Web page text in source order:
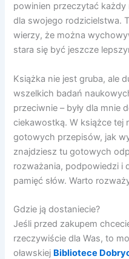
powinien przeczytać
dla swojego rodzicielstwa.
wierzy, że można
stara się być jeszcze
Książka nie jest gruba, ale
wszelkich badań
przeciwnie – były dla mnie
ciekawostką. W książce tej
gotowych przepisów, jak
znajdziesz tu gotowych
rozważania, podpowiedzi i
pamięć słów. Warto
Gdzie ją dostaniecie?
Jeśli przed zakupem
rzeczywiście dla Was, to
oławskiej Bibliotece